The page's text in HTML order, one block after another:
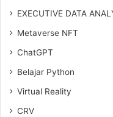
EXECUTIVE DATA
Metaverse NFT
ChatGPT
Belajar Python
Virtual Reality
CRV